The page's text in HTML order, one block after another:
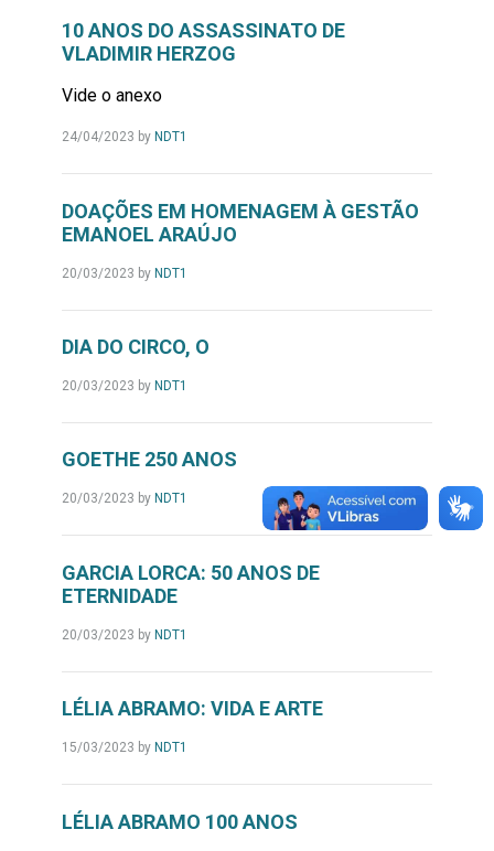
10 ANOS DO ASSASSINATO DE
VLADIMIR HERZOG
Vide o anexo
24/04/2023 by NDT1
DOAÇÕES EM HOMENAGEM À GESTÃO
EMANOEL ARAÚJO
20/03/2023 by NDT1
DIA DO CIRCO, O
20/03/2023 by NDT1
GOETHE 250 ANOS
20/03/2023 by NDT1
GARCIA LORCA: 50 ANOS DE
ETERNIDADE
20/03/2023 by NDT1
LÉLIA ABRAMO: VIDA E ARTE
15/03/2023 by NDT1
LÉLIA ABRAMO 100 ANOS